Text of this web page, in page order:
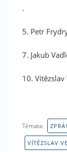
.
5. Petr
7. Jakub
10. Vítězslav
Témata:
VÍTĚZSLAV
nás i na